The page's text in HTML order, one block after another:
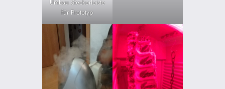
Umbau Steckerleiste
für Prototyp